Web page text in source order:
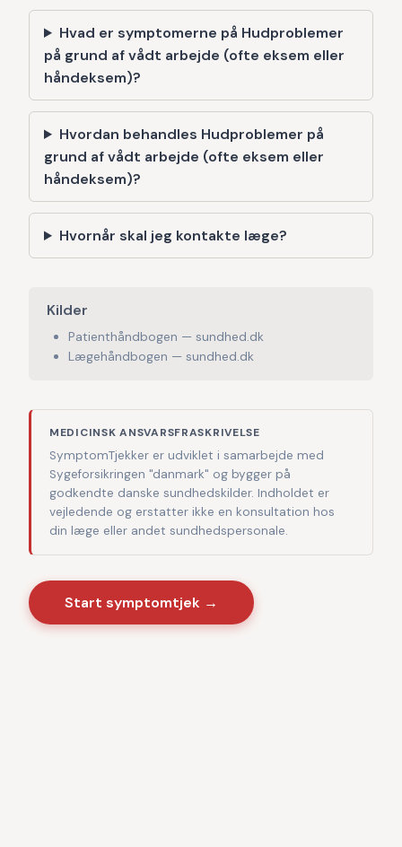
Hvad er symptomerne på Hudproblemer
på grund af vådt arbejde (ofte eksem eller
håndeksem)?
Hvordan behandles Hudproblemer på
grund af vådt arbejde (ofte eksem eller
håndeksem)?
Hvornår skal jeg kontakte læge?
Kilder
Patienthåndbogen — sundhed.dk
Lægehåndbogen — sundhed.dk
MEDICINSK ANSVARSFRASKRIVELSE
SymptomTjekker er udviklet i samarbejde med
Sygeforsikringen "danmark" og bygger på
godkendte danske sundhedskilder. Indholdet er
vejledende og erstatter ikke en konsultation hos
din læge eller andet sundhedspersonale.
Start symptomtjek →